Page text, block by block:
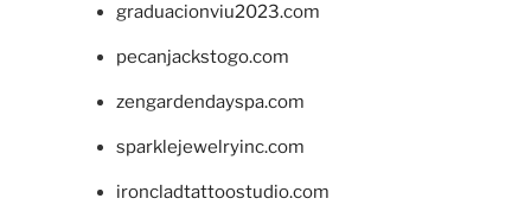
graduacionviu2023.com
pecanjackstogo.com
zengardendayspa.com
sparklejewelryinc.com
ironcladtattoostudio.com